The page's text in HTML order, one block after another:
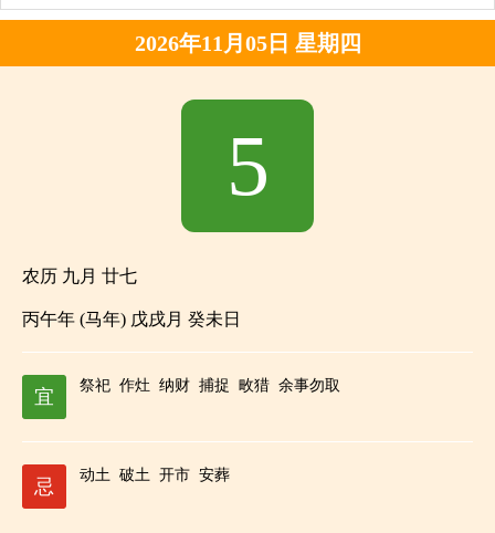
视日
念日
2026年11月05日 星期四
5
农历 九月 廿七
丙午年 (马年) 戊戌月 癸未日
宜
祭祀 作灶 纳财 捕捉 畋猎 余事勿取
忌
动土 破土 开市 安葬